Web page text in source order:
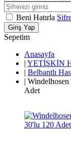
Beni Hatırla
Giriş Yap
Sepetim
Anasayfa
| YETİŞKİN
| Belbantlı
|
Adet